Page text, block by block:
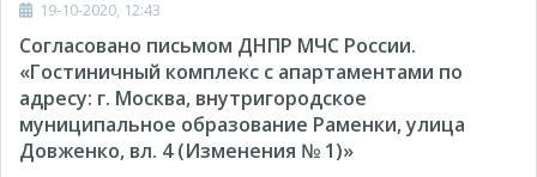
19-10-2020, 12:43
Согласовано письмом ДНПР МЧС России.
«Гостиничный комплекс с апартаментами по
адресу: г. Москва, внутригородское
муниципальное образование Раменки, улица
Довженко, вл. 4 (Изменения № 1)»